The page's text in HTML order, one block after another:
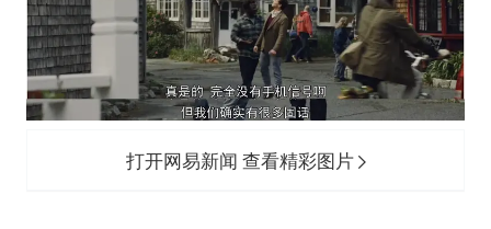
打开网易新闻 查看精彩图片